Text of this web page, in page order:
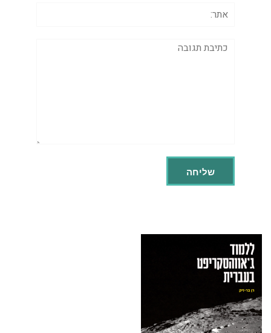
תגובה